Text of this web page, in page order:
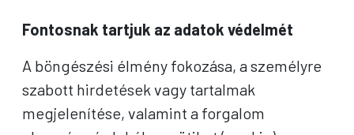
tudnivalók
Mikor kapom meg a részvételi
Fontosnak tartjuk az adatok védelmét
A böngészési élmény fokozása, a személyre
szabott hirdetések vagy tartalmak
megjelenítése, valamint a forgalom